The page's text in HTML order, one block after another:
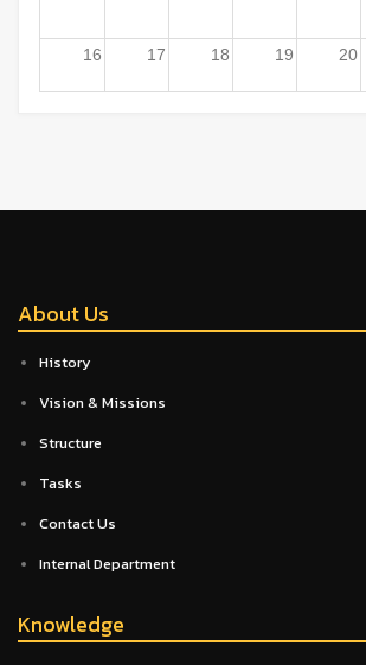
16 17 18 19 20
About Us
History
Vision & Missions
Structure
Tasks
Contact Us
Internal Department
Knowledge